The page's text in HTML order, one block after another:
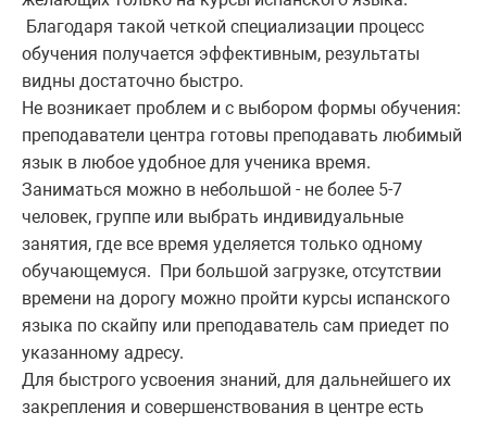
Благодаря такой четкой специализации процесс
обучения получается эффективным, результаты
видны достаточно быстро.
Не возникает проблем и с выбором формы обучения:
преподаватели центра готовы преподавать любимый
язык в любое удобное для ученика время.
Заниматься можно в небольшой - не более 5-7
человек, группе или выбрать индивидуальные
занятия, где все время уделяется только одному
обучающемуся. При большой загрузке, отсутствии
времени на дорогу можно пройти курсы испанского
языка по скайпу или преподаватель сам приедет по
указанному адресу.
Для быстрого усвоения знаний, для дальнейшего их
закрепления и совершенствования в центре есть